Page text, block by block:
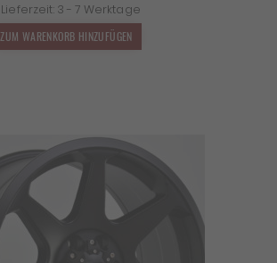
war:
2.749,00 €
Lieferzeit: 3 - 7 Werktage
ZUM WARENKORB HINZUFÜGEN